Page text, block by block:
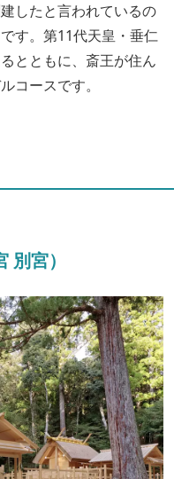
したと言われているの
す。第11代天皇・垂仁
とともに、斎王が住ん
コースです。
別宮）